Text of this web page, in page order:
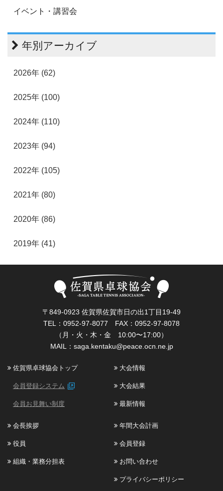
イベント・講習会
年別アーカイブ
2026年 (62)
2025年 (100)
2024年 (110)
2023年 (94)
2022年 (105)
2021年 (80)
2020年 (86)
2019年 (41)
〒849-0923 佐賀県佐賀市日の出1丁目19-49
TEL：0952-97-8077 FAX：0952-97-8078
（月・火・木・金 10:00〜17:00）
MAIL： saga.kentaku@peace.ocn.ne.jp
佐賀県卓球協会トップ
会員登録システム
会員お見舞い制度
大会情報
大会結果
最新情報
会長挨拶
役員
組織・業務分担表
年間大会計画
会員登録
お問い合わせ
プライバシーポリシー